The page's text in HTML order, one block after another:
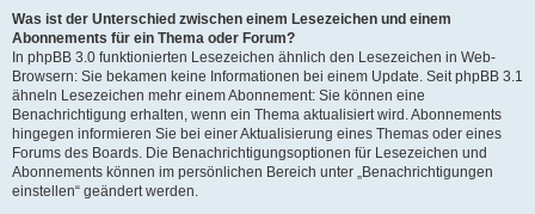
Was ist der Unterschied zwischen einem Lesezeichen und einem
Abonnements für ein Thema oder Forum?
In phpBB 3.0 funktionierten Lesezeichen ähnlich den Lesezeichen in Web-
Browsern: Sie bekamen keine Informationen bei einem Update. Seit phpBB 3.1
ähneln Lesezeichen mehr einem Abonnement: Sie können eine
Benachrichtigung erhalten, wenn ein Thema aktualisiert wird. Abonnements
hingegen informieren Sie bei einer Aktualisierung eines Themas oder eines
Forums des Boards. Die Benachrichtigungsoptionen für Lesezeichen und
Abonnements können im persönlichen Bereich unter „Benachrichtigungen
einstellen“ geändert werden.